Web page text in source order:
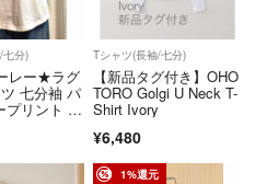
七分)
レー★ラグ
七分袖 パ
プリント 綿
Tシャツ(長袖/七分)
【新品タグ付き】OHO
TORO Golgi U Neck T-
Shirt Ivory
¥6,480
1%還元